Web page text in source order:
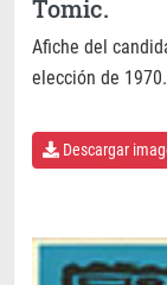
Tomic.
Afiche del
elección de 1970.
Descargar